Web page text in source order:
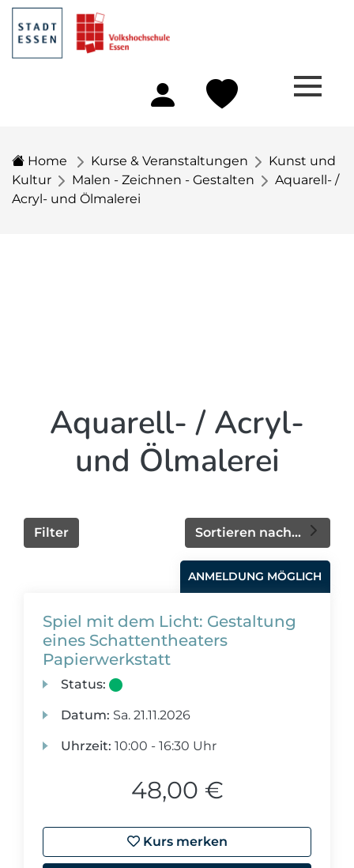
Home Kurse & Veranstaltungen
Kunst und
Kultur
Malen - Zeichnen - Gestalten
Aquarell- /
Acryl- und Ölmalerei
Aquarell- / Acryl-
und Ölmalerei
Sortieren nach...
Filter
ANMELDUNG MÖGLICH
Spiel mit dem Licht: Gestaltung
eines Schattentheaters
Papierwerkstatt
Status:
Datum: Sa. 21.11.2026
Uhrzeit: 10:00 - 16:30 Uhr
48,00 €
Kurs merken